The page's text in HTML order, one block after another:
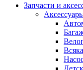
Запчасти и